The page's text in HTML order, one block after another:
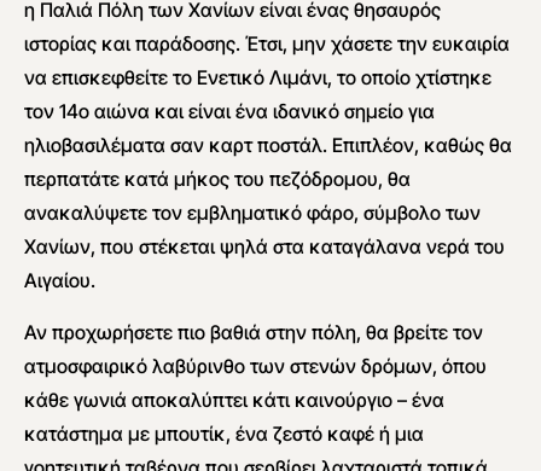
η Παλιά Πόλη των Χανίων είναι ένας θησαυρός
ιστορίας και παράδοσης. Έτσι, μην χάσετε την ευκαιρία
να επισκεφθείτε το Ενετικό Λιμάνι, το οποίο χτίστηκε
τον 14ο αιώνα και είναι ένα ιδανικό σημείο για
ηλιοβασιλέματα σαν καρτ ποστάλ. Επιπλέον, καθώς θα
περπατάτε κατά μήκος του πεζόδρομου, θα
ανακαλύψετε τον εμβληματικό φάρο, σύμβολο των
Χανίων, που στέκεται ψηλά στα καταγάλανα νερά του
Αιγαίου.
Αν προχωρήσετε πιο βαθιά στην πόλη, θα βρείτε τον
ατμοσφαιρικό λαβύρινθο των στενών δρόμων, όπου
κάθε γωνιά αποκαλύπτει κάτι καινούργιο – ένα
κατάστημα με μπουτίκ, ένα ζεστό καφέ ή μια